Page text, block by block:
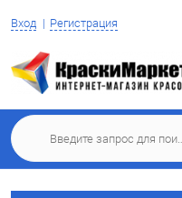
Вход Регистрация